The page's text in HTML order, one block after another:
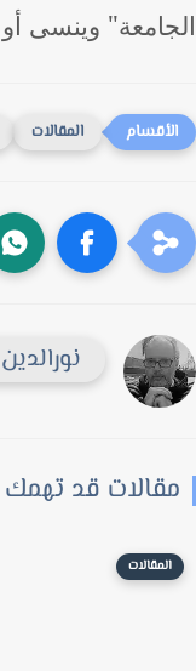
وينسى أو
المقالات
نورالدين
قد تهمك
المقالات